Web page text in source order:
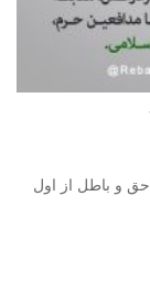
و باطل از اول